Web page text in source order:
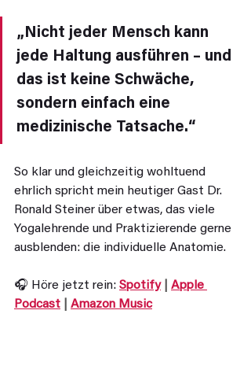
„Nicht jeder Mensch kann
jede Haltung ausführen – und
das ist keine Schwäche,
sondern einfach eine
medizinische Tatsache.“
So klar und gleichzeitig wohltuend
ehrlich spricht mein heutiger Gast Dr.
Ronald Steiner über etwas, das viele
Yogalehrende und Praktizierende gerne
ausblenden: die individuelle Anatomie.
🎧 Höre jetzt rein: Spotify | Apple
Podcast
Amazon Music